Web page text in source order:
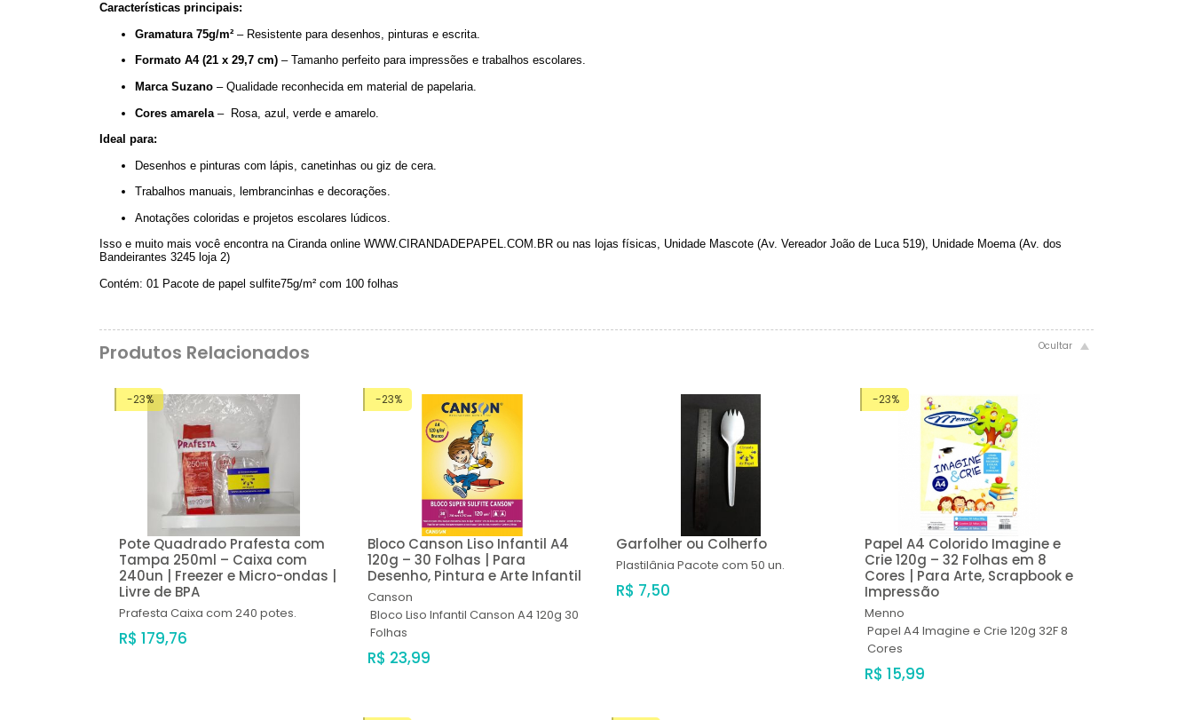
Características principais:
Gramatura 75g/m² – Resistente para desenhos, pinturas e escrita.
Formato A4 (21 x 29,7 cm) – Tamanho perfeito para impressões e trabalhos escolares.
Marca Suzano – Qualidade reconhecida em material de papelaria.
Cores amarela – Rosa, azul, verde e amarelo.
Ideal para:
Desenhos e pinturas com lápis, canetinhas ou giz de cera.
Trabalhos manuais, lembrancinhas e decorações.
Anotações coloridas e projetos escolares lúdicos.
Isso e muito mais você encontra na Ciranda online WWW.CIRANDADEPAPEL.COM.BR ou nas lojas físicas, Unidade Mascote (Av. Vereador João de Luca 519), Unidade Moema (Av. dos
Bandeirantes 3245 loja 2)
Contém: 01 Pacote de papel sulfite75g/m² com 100 folhas
Produtos Relacionados
-23%
Pote Quadrado Prafesta com
Tampa 250ml – Caixa com
240un | Freezer e Micro-ondas |
Livre de BPA
Prafesta Caixa com 240 potes.
R$ 179,76
-23%
Bloco Canson Liso Infantil A4
120g – 30 Folhas | Para
Desenho, Pintura e Arte Infantil
Canson
Bloco Liso Infantil Canson A4 120g 30
Folhas
R$ 23,99
Garfolher ou Colherfo
Plastilânia Pacote com 50 un.
R$ 7,50
-23%
Papel A4 Colorido Imagine e
Crie 120g – 32 Folhas em 8
Cores | Para Arte, Scrapbook e
Impressão
Menno
Papel A4 Imagine e Crie 120g 32F 8
Cores
R$ 15,99